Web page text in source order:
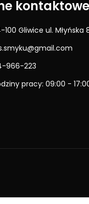
kontaktowe
100 Gliwice ul. Młyńska
966-223
pracy: 09:00 -